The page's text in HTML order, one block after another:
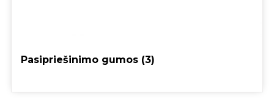
Pasipriešinimo gumos (3)